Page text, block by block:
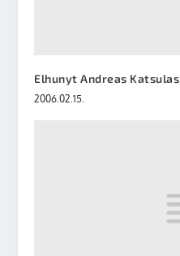
Elhunyt Andreas Katsulas
2006.02.15.